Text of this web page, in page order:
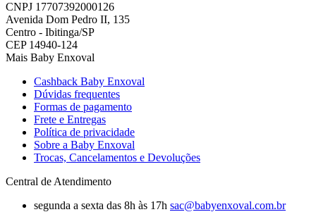
CNPJ 17707392000126
Avenida Dom Pedro II, 135
Centro - Ibitinga/SP
CEP 14940-124
Mais Baby Enxoval
Cashback Baby Enxoval
Dúvidas frequentes
Formas de pagamento
Frete e Entregas
Política de privacidade
Sobre a Baby Enxoval
Trocas, Cancelamentos e Devoluções
Central de Atendimento
segunda a sexta das 8h às 17h sac@babyenxoval.com.br